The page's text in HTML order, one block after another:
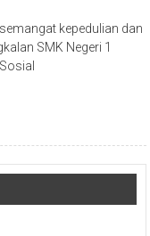
kepedulian dan
SMK Negeri 1